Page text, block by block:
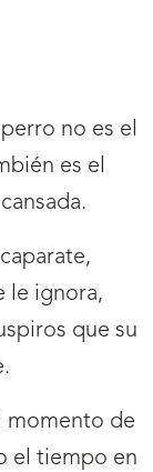
no es el
es el
le ignora,
que su
momento de
el tiempo en